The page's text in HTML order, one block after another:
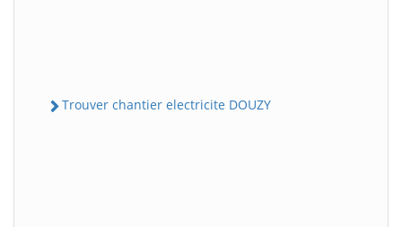
Trouver chantier electricite DOUZY